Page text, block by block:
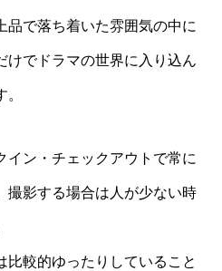
品で落ち着いた雰囲気の中に
けでドラマの世界に入り込ん
イン・チェックアウトで常に
撮影する場合は人が少ない時
比較的ゆったりしていること